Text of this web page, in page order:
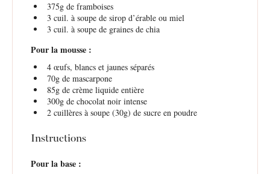
375gde framboises
3 cuil. à soupe de sirop d’érable ou miel
3 cuil. à soupe de graines de chia
Pour la mousse :
4œufs, blancs et jaunes séparés
70gde mascarpone
85gde crème liquide entière
300gde chocolat noir intense
2cuillères à soupe (30g) de sucre en poudre
Instructions
Pour la base :